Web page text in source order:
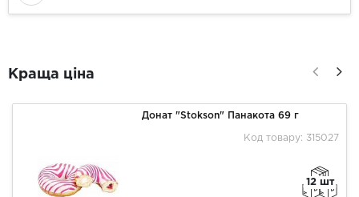
Краща ціна
Донат "Stokson" Панакота 69 г
Код товару: 315027
12 шт